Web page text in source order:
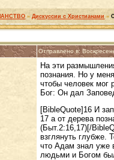
» Дискуссии с Христианами »
Отправлено в:
На эти
познания. Но у
чтобы человек мог
Бог: Он дал
[BibleQuote]16 И
17 а от дерева
(Быт.2:16,17)[/
взглянуть глубже.
что Адам знал уже
людьми и Богом